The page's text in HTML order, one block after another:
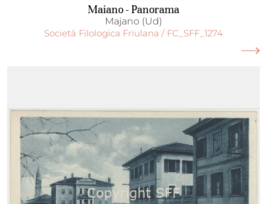
Maiano - Panorama
Majano (Ud)
Società Filologica Friulana / FC_SFF_1274